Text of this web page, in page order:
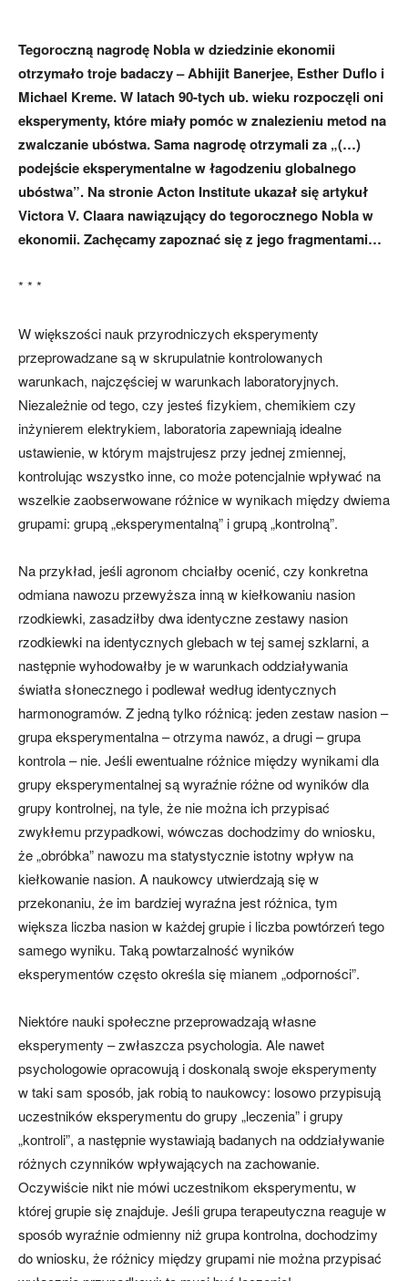
Tegoroczną nagrodę Nobla w dziedzinie ekonomii
otrzymało troje badaczy – Abhijit Banerjee, Esther Duflo i
Michael Kreme. W latach 90-tych ub. wieku rozpoczęli oni
eksperymenty, które miały pomóc w znalezieniu metod na
zwalczanie ubóstwa. Sama nagrodę otrzymali za „(…)
podejście eksperymentalne w łagodzeniu globalnego
ubóstwa”. Na stronie Acton Institute ukazał się artykuł
Victora V. Claara nawiązujący do tegorocznego Nobla w
ekonomii. Zachęcamy zapoznać się z jego fragmentami…
* * *
W większości nauk przyrodniczych eksperymenty
przeprowadzane są w skrupulatnie kontrolowanych
warunkach, najczęściej w warunkach laboratoryjnych.
Niezależnie od tego, czy jesteś fizykiem, chemikiem czy
inżynierem elektrykiem, laboratoria zapewniają idealne
ustawienie, w którym majstrujesz przy jednej zmiennej,
kontrolując wszystko inne, co może potencjalnie wpływać na
wszelkie zaobserwowane różnice w wynikach między dwiema
grupami: grupą „eksperymentalną” i grupą „kontrolną”.
Na przykład, jeśli agronom chciałby ocenić, czy konkretna
odmiana nawozu przewyższa inną w kiełkowaniu nasion
rzodkiewki, zasadziłby dwa identyczne zestawy nasion
rzodkiewki na identycznych glebach w tej samej szklarni, a
następnie wyhodowałby je w warunkach oddziaływania
światła słonecznego i podlewał według identycznych
harmonogramów. Z jedną tylko różnicą: jeden zestaw nasion –
grupa eksperymentalna – otrzyma nawóz, a drugi – grupa
kontrola – nie. Jeśli ewentualne różnice między wynikami dla
grupy eksperymentalnej są wyraźnie różne od wyników dla
grupy kontrolnej, na tyle, że nie można ich przypisać
zwykłemu przypadkowi, wówczas dochodzimy do wniosku,
że „obróbka” nawozu ma statystycznie istotny wpływ na
kiełkowanie nasion. A naukowcy utwierdzają się w
przekonaniu, że im bardziej wyraźna jest różnica, tym
większa liczba nasion w każdej grupie i liczba powtórzeń tego
samego wyniku. Taką powtarzalność wyników
eksperymentów często określa się mianem „odporności”.
Niektóre nauki społeczne przeprowadzają własne
eksperymenty – zwłaszcza psychologia. Ale nawet
psychologowie opracowują i doskonalą swoje eksperymenty
w taki sam sposób, jak robią to naukowcy: losowo przypisują
uczestników eksperymentu do grupy „leczenia” i grupy
„kontroli”, a następnie wystawiają badanych na oddziaływanie
różnych czynników wpływających na zachowanie.
Oczywiście nikt nie mówi uczestnikom eksperymentu, w
której grupie się znajduje. Jeśli grupa terapeutyczna reaguje w
sposób wyraźnie odmienny niż grupa kontrolna, dochodzimy
do wniosku, że różnicy między grupami nie można przypisać